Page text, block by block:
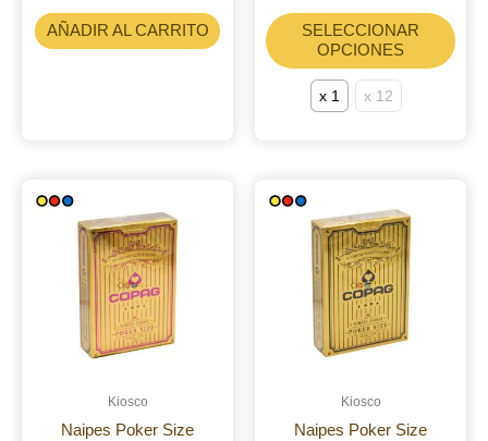
AÑADIR AL CARRITO
SELECCIONAR
OPCIONES
x 1 x 12
Kiosco
Naipes Poker Size
Kiosco
Naipes Poker Size